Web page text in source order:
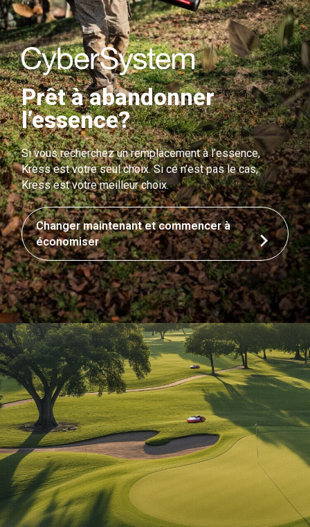
Prêt à abandonner
l’essence?
Si vous recherchez un remplacement à l’essence,
Kress est votre seul choix. Si ce n’est pas le cas,
Kress est votre meilleur choix.
Changer maintenant et commencer à
économiser